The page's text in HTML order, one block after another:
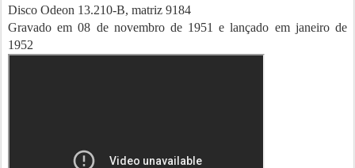
Disco Odeon 13.210-B, matriz 9184
Gravado em 08 de novembro de 1951 e lançado em janeiro de
1952